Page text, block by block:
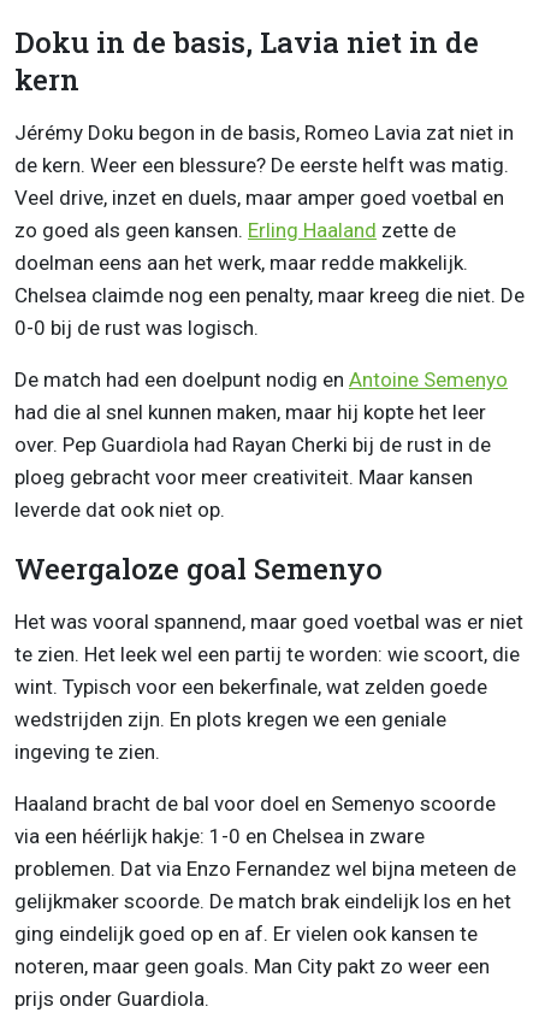
Doku in de basis, Lavia niet in de
kern
Jérémy Doku begon in de basis, Romeo Lavia zat niet in
de kern. Weer een blessure? De eerste helft was matig.
Veel drive, inzet en duels, maar amper goed voetbal en
zo goed als geen kansen. Erling Haaland zette de
doelman eens aan het werk, maar redde makkelijk.
Chelsea claimde nog een penalty, maar kreeg die niet. De
0-0 bij de rust was logisch.
De match had een doelpunt nodig en Antoine Semenyo
had die al snel kunnen maken, maar hij kopte het leer
over. Pep Guardiola had Rayan Cherki bij de rust in de
ploeg gebracht voor meer creativiteit. Maar kansen
leverde dat ook niet op.
Weergaloze goal Semenyo
Het was vooral spannend, maar goed voetbal was er niet
te zien. Het leek wel een partij te worden: wie scoort, die
wint. Typisch voor een bekerfinale, wat zelden goede
wedstrijden zijn. En plots kregen we een geniale
ingeving te zien.
Haaland bracht de bal voor doel en Semenyo scoorde
via een héérlijk hakje: 1-0 en Chelsea in zware
problemen. Dat via Enzo Fernandez wel bijna meteen de
gelijkmaker scoorde. De match brak eindelijk los en het
ging eindelijk goed op en af. Er vielen ook kansen te
noteren, maar geen goals. Man City pakt zo weer een
prijs onder Guardiola.